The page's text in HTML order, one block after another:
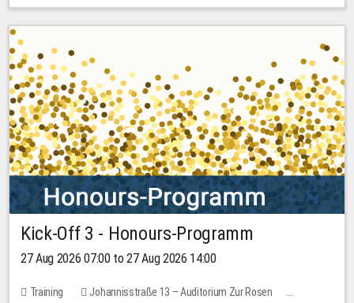
Kick-Off 3 - Honours-Programm
27 Aug 2026 07:00 to 27 Aug 2026 14:00
Training
Johannisstraße 13 – Auditorium Zur Rosen